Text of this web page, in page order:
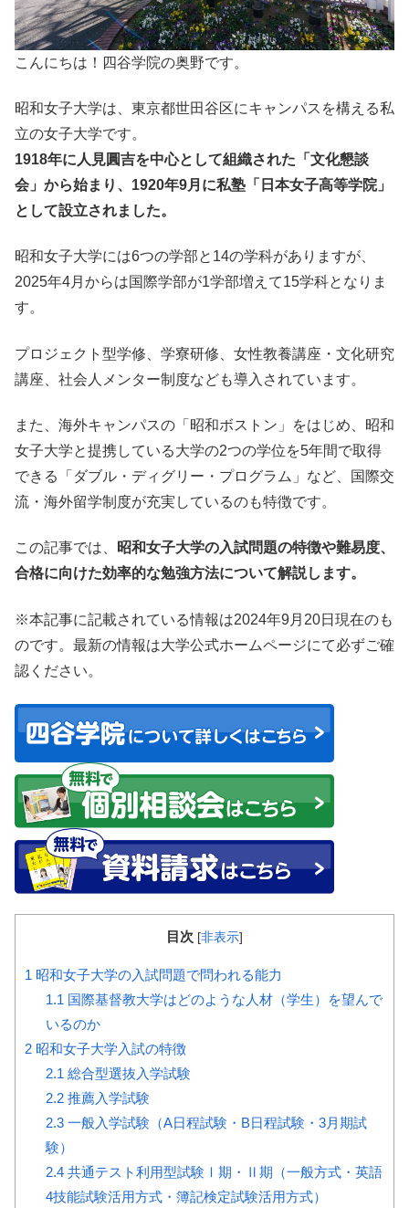
こんにちは！四谷学院の奥野です。
昭和女子大学は、東京都世田谷区にキャンパスを構える私
立の女子大学です。
1918年に人見圓吉を中心として組織された「文化懇談
会」から始まり、1920年9月に私塾「日本女子高等学院」
として設立されました。
昭和女子大学には6つの学部と14の学科がありますが、
2025年4月からは国際学部が1学部増えて15学科となりま
す。
プロジェクト型学修、学寮研修、女性教養講座・文化研究
講座、社会人メンター制度なども導入されています。
また、海外キャンパスの「昭和ボストン」をはじめ、昭和
女子大学と提携している大学の2つの学位を5年間で取得
できる「ダブル・ディグリー・プログラム」など、国際交
流・海外留学制度が充実しているのも特徴です。
この記事では、 昭和女子大学の入試問題の特徴や難易度、
合格に向けた効率的な勉強方法について解説します。
※本記事に記載されている情報は2024年9月20日現在のも
のです。最新の情報は大学公式ホームページにて必ずご確
認ください。
目次 [非表示]
1 昭和女子大学の入試問題で問われる能力
1.1国際基督教大学はどのような人材（学生）を望んで
いるのか
2 昭和女子大学入試の特徴
2.1総合型選抜入学試験
2.2推薦入学試験
2.3一般入学試験（A日程試験・B日程試験・3月期試
験）
2.4共通テスト利用型試験Ⅰ期・Ⅱ期（一般方式・英語
4技能試験活用方式・簿記検定試験活用方式）